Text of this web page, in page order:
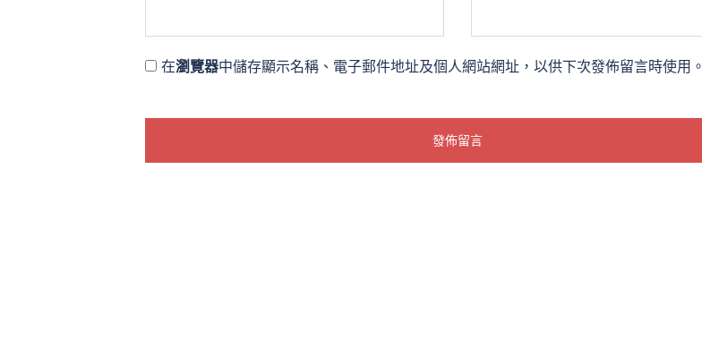
在瀏覽器中儲存顯示名稱、電子郵件地址及個人網站網址，以供下次發佈留言時使用。